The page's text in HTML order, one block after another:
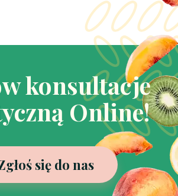
konsultacje
Online!
się do nas